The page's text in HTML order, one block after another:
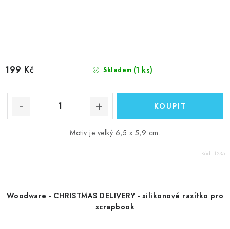
Skladem (1 ks)
199 Kč
Motiv je velký 6,5 x 5,9 cm.
Kód: 1235
Woodware - CHRISTMAS DELIVERY - silikonové razítko pro
scrapbook